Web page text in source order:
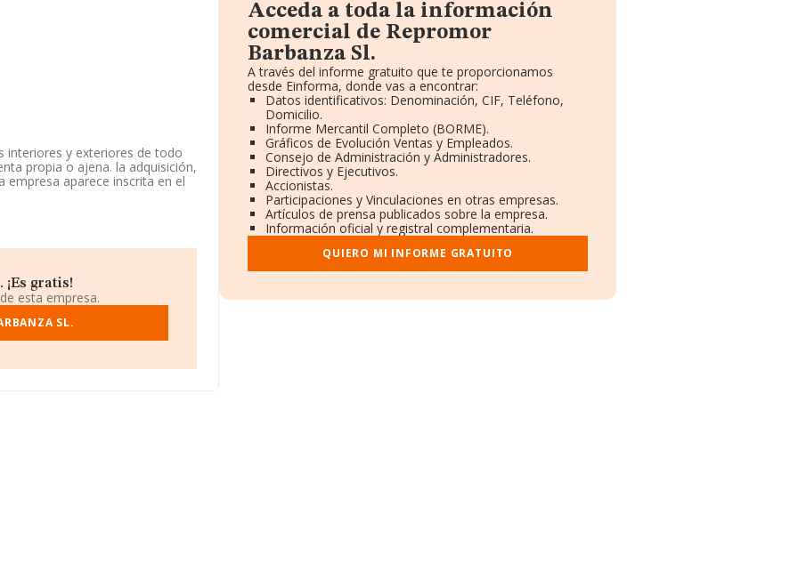
interiores y exteriores de todo
propia o ajena. la adquisición,
empresa aparece inscrita en el
como 'Revocamiento',
disponibles en INFORMA, el
media de sector.
en Avenida Constitucion núm.
media entre todas las
gratis!
esta empresa.
SL.
Acceda a toda la información
comercial de Repromor
Barbanza Sl.
A través del informe gratuito que te proporcionamos
desde Einforma, donde vas a encontrar:
Datos identificativos: Denominación, CIF, Teléfono,
Domicilio.
Informe Mercantil Completo (BORME).
Gráficos de Evolución Ventas y Empleados.
Consejo de Administración y Administradores.
Directivos y Ejecutivos.
Accionistas.
Participaciones y Vinculaciones en otras empresas.
Artículos de prensa publicados sobre la empresa.
Información oficial y registral complementaria.
QUIERO MI INFORME GRATUITO